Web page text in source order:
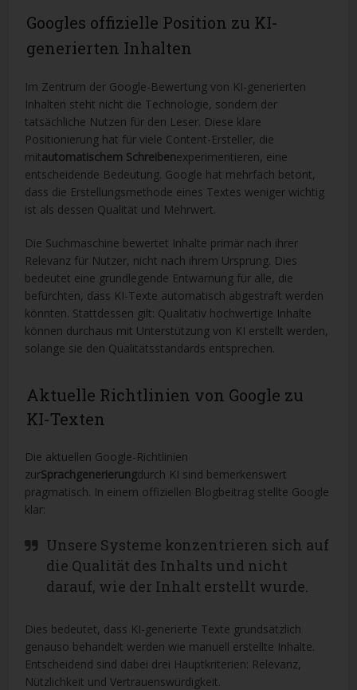
Googles offizielle Position zu KI-
generierten Inhalten
Im Zentrum der Google-Bewertung von KI-generierten
Inhalten steht nicht die Technologie, sondern der
tatsächliche Nutzen für den Leser. Diese klare
Positionierung hat für viele Content-Ersteller, die
mitautomatischem Schreibenexperimentieren, eine
entscheidende Bedeutung. Google hat mehrfach betont,
dass die Erstellungsmethode eines Textes weniger wichtig
ist als dessen Qualität und Mehrwert.
Die Suchmaschine bewertet Inhalte primär nach ihrer
Relevanz für Nutzer, nicht nach ihrem Ursprung. Dies
bedeutet eine grundlegende Entwarnung für alle, die
befürchten, dass KI-Texte automatisch abgestraft werden
könnten. Stattdessen gilt: Qualitativ hochwertige Inhalte
können durchaus mit Unterstützung von KI erstellt werden,
solange sie den Qualitätsstandards entsprechen.
Aktuelle Richtlinien von Google zu
KI-Texten
Die aktuellen Google-Richtlinien
zurSprachgenerierungdurch KI sind bemerkenswert
pragmatisch. In einem offiziellen Blogbeitrag stellte Google
klar:
Unsere Systeme konzentrieren sich auf
die Qualität des Inhalts und nicht
darauf, wie der Inhalt erstellt wurde.
Dies bedeutet, dass KI-generierte Texte grundsätzlich
genauso behandelt werden wie manuell erstellte Inhalte.
Entscheidend sind dabei drei Hauptkriterien: Relevanz,
Nützlichkeit und Vertrauenswürdigkeit.